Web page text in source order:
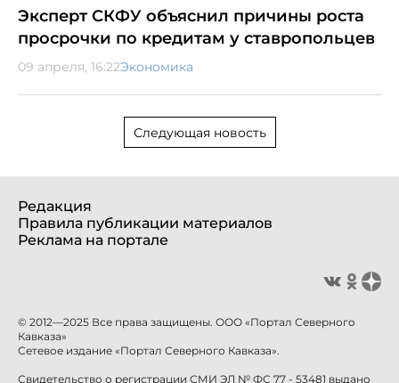
Эксперт СКФУ объяснил причины роста
просрочки по кредитам у ставропольцев
09 апреля, 16:22Экономика
Следующая новость
Редакция
Правила публикации материалов
Реклама на портале
© 2012—2025 Все права защищены. ООО «Портал Северного
Кавказа»
Сетевое издание «Портал Северного Кавказа».
Свидетельство о регистрации СМИ ЭЛ № ФС 77 - 53481 выдано